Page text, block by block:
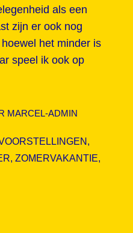
als een
zijn er ook nog
het minder is
speel ik ook op
MARCEL-ADMIN
,
, ZOMERVAKANTIE,